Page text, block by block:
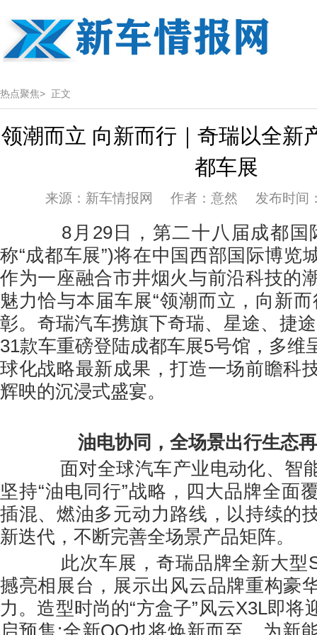
热点聚焦> 正文
领潮而立 向新而行｜奇瑞以全新
都车展
来源：新车情报网 作者：意然 发布时间
8月29日，第二十八届成都国
称“成都车展”)将在中国西部国际博览
作为一座融合市井烟火与前沿科技的
魅力恰与本届车展“领潮而立，向新
彰。奇瑞汽车携旗下奇瑞、星途、捷
31款车重磅登陆成都车展5号馆，多维
球化战略最新成果，打造一场前瞻科
辉映的沉浸式盛宴。
油电协同，全场景出行生态
面对全球汽车产业电动化、智
坚持“油电同行”战略，四大品牌全面
插混、燃油多元动力路线，以持续的
新迭代，不断完善全场景产品矩阵。
此次车展，奇瑞品牌全新大型
撼亮相展台，展示出风云品牌重构豪
力。造型时尚的“方盒子”风云X3L即将
启预售;全新QQ也将焕新而至，为新